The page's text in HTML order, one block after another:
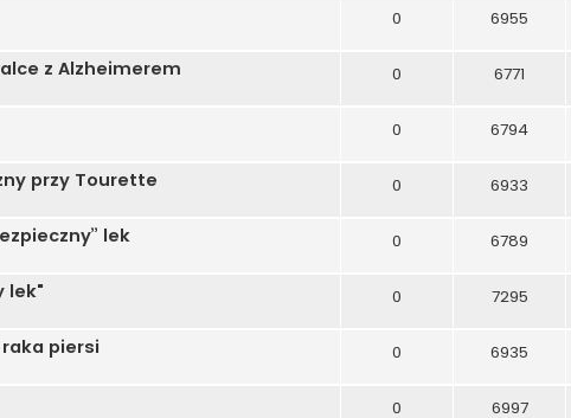
0 6955
z Alzheimerem 0 6771
0 6794
przy Tourette 0 6933
lek 0 6789
lek" 0 7295
piersi 0 6935
0 6997